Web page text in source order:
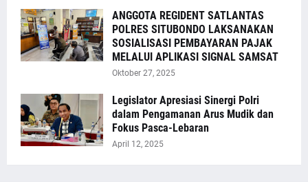
ANGGOTA REGIDENT SATLANTAS
POLRES SITUBONDO LAKSANAKAN
SOSIALISASI PEMBAYARAN PAJAK
MELALUI APLIKASI SIGNAL SAMSAT
Oktober 27, 2025
Legislator Apresiasi Sinergi Polri
dalam Pengamanan Arus Mudik dan
Fokus Pasca-Lebaran
April 12, 2025